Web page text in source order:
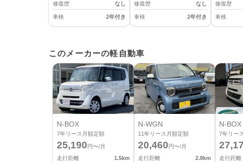
修復歴 なし
車検 2年付き
修復歴 なし
車検 2年付き
修復歴
車検
このメーカーの軽自動車
N-BOX
7年リース月額定額
25,190 円〜/月
走行距離
1.5km
N-WGN
11年リース月額定額
20,460 円〜/月
走行距離
2.8km
N-BOX
7年リー
走行距離